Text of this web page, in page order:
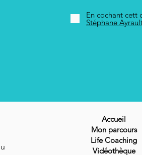
En cochant cett
Stéphane
Accueil
Mon parcours
Life Coaching
Vidéothèque